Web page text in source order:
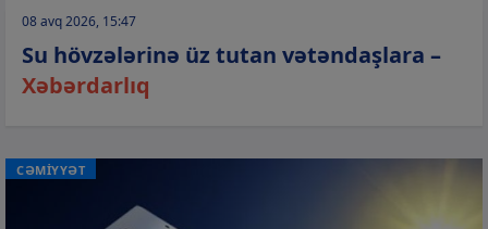
08 avq 2026, 15:47
Su hövzələrinə üz tutan vətəndaşlara –
Xəbərdarlıq
CƏMİYYƏT